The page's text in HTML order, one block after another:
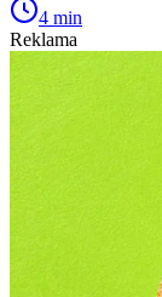
4 min
Reklama